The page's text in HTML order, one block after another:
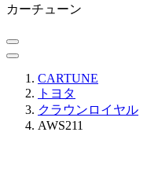
カーチューン
CARTUNE
トヨタ
クラウンロイヤル
AWS211